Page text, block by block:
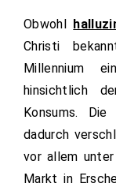
Obwohl
Christi
Millennium
hinsichtlich
Konsums. Die
dadurch
vor allem
Markt in